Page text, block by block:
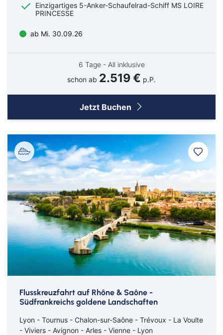
Einzigartiges 5-Anker-Schaufelrad-Schiff MS LOIRE
PRINCESSE
ab Mi. 30.09.26
6 Tage - All inklusive
schon ab 2.519 € p.P.
Jetzt Buchen
Flusskreuzfahrt auf Rhône & Saône -
Südfrankreichs goldene Landschaften
Lyon - Tournus - Chalon-sur-Saône - Trévoux - La Voulte
- Viviers - Avignon - Arles - Vienne - Lyon